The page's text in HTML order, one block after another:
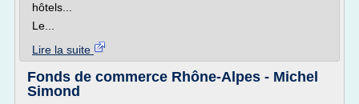
hôtels...
Le...
Lire la suite
Fonds de commerce Rhône-Alpes - Michel
Simond